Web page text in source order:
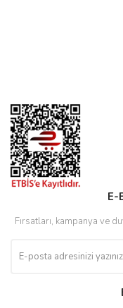
E-
Fırsatları, kampanya ve